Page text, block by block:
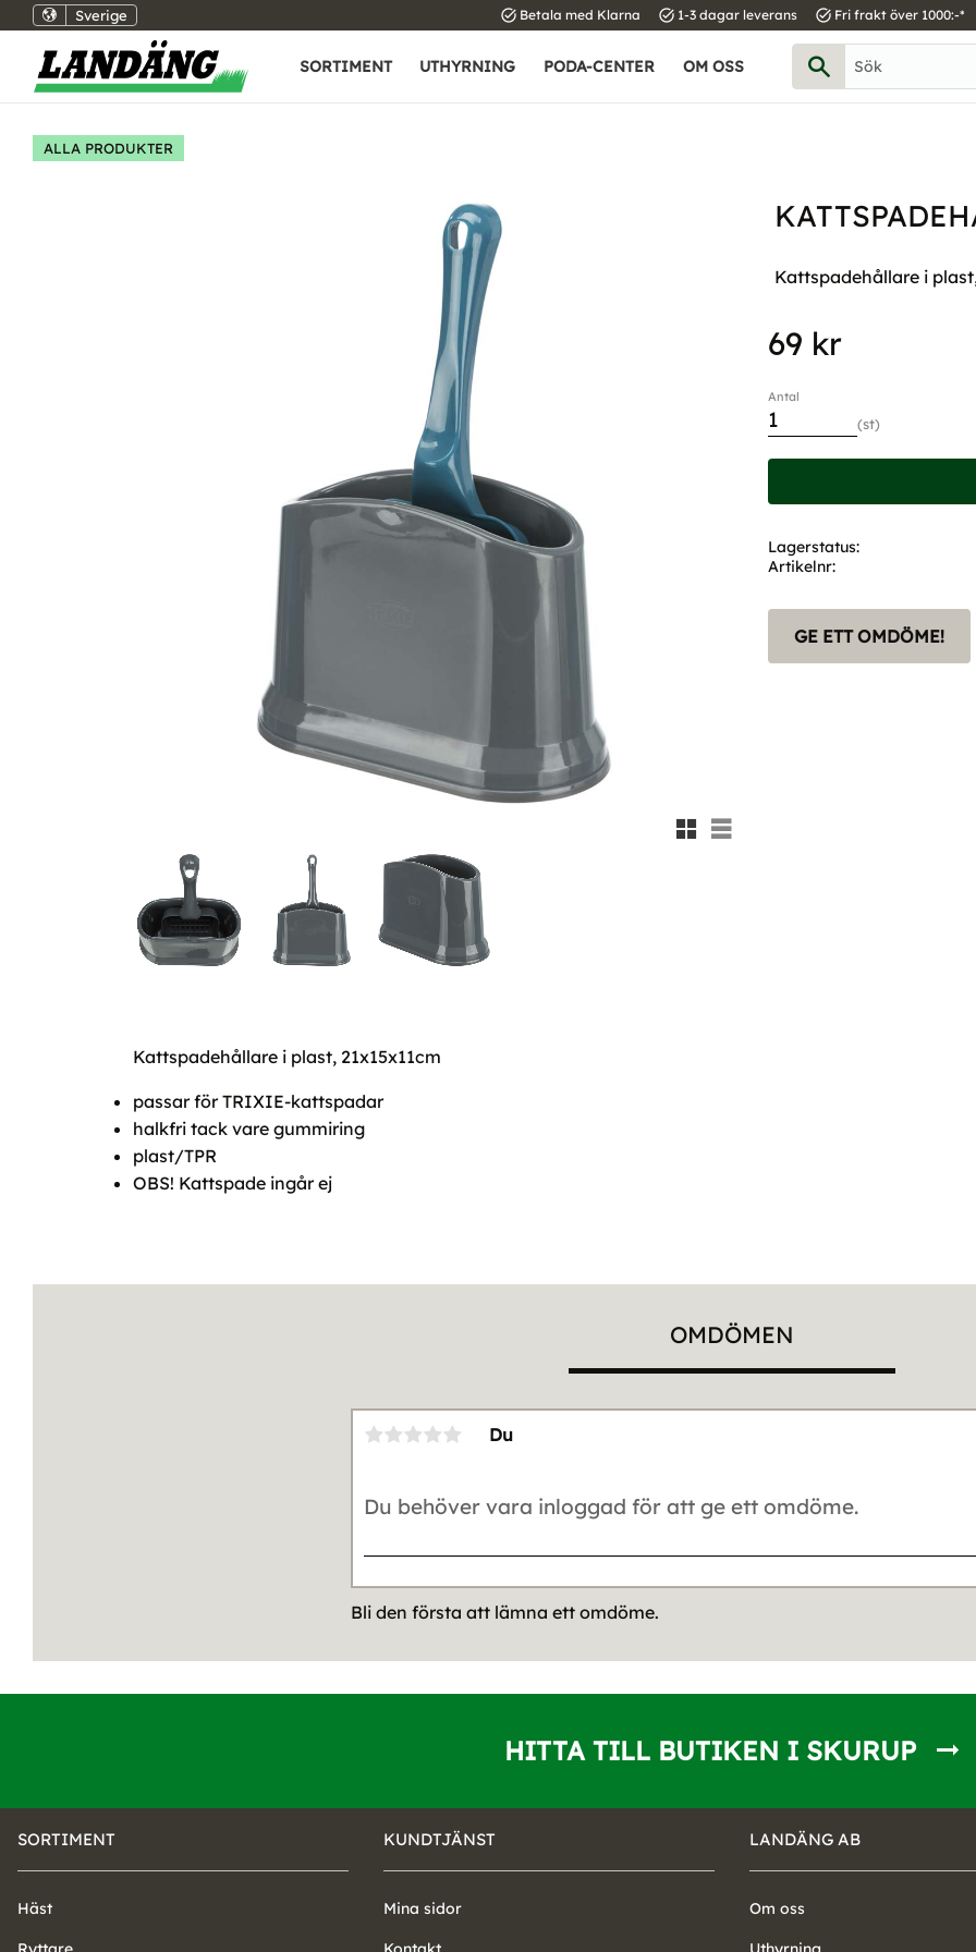
Sverige task_alt Betala med Klarna task_alt 1-3 dagar leverans task_alt Fri frakt över 1000:-*
SORTIMENT UTHYRNING PODA-CENTER OM OSS
ALLA PRODUKTER
Kattspadehållare i
Rutnätsvy
Listvy
69 kr
Antal
st
Lagerstatus
Artikelnr
GE ETT OMDÖME!
Kattspadehållare i plast, 21x15x11cm
passar för TRIXIE-kattspadar
halkfri tack vare gummiring
plast/TPR
OBS! Kattspade ingår ej
OMDÖMEN
Du
Bli den första att lämna ett omdöme.
HITTA TILL BUTIKEN I SKURUP
SORTIMENT
Häst
KUNDTJÄNST
Mina sidor
LANDÄNG AB
Om oss